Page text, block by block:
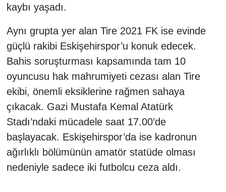
kaybı yaşadı.
Aynı grupta yer alan Tire 2021 FK ise evinde
güçlü rakibi Eskişehirspor’u konuk edecek.
Bahis soruşturması kapsamında tam 10
oyuncusu hak mahrumiyeti cezası alan Tire
ekibi, önemli eksiklerine rağmen sahaya
çıkacak. Gazi Mustafa Kemal Atatürk
Stadı’ndaki mücadele saat 17.00’de
başlayacak. Eskişehirspor’da ise kadronun
ağırlıklı bölümünün amatör statüde olması
nedeniyle sadece iki futbolcu ceza aldı.